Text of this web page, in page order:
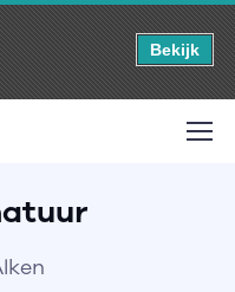
Bekijk